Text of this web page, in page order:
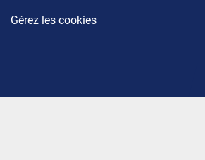
Gérez les cookies